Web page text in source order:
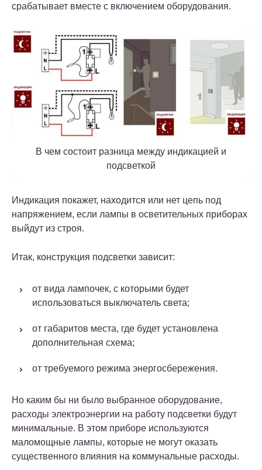
срабатывает вместе с включением оборудования.
В чем состоит разница между индикацией и
подсветкой
Индикация покажет, находится или нет цепь под
напряжением, если лампы в осветительных приборах
выйдут из строя.
Итак, конструкция подсветки зависит:
от вида лампочек, с которыми будет
использоваться выключатель света;
от габаритов места, где будет установлена
дополнительная схема;
от требуемого режима энергосбережения.
Но каким бы ни было выбранное оборудование,
расходы электроэнергии на работу подсветки будут
минимальные. В этом приборе используются
маломощные лампы, которые не могут оказать
существенного влияния на коммунальные расходы.